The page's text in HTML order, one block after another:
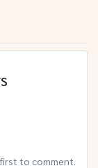
to comment.